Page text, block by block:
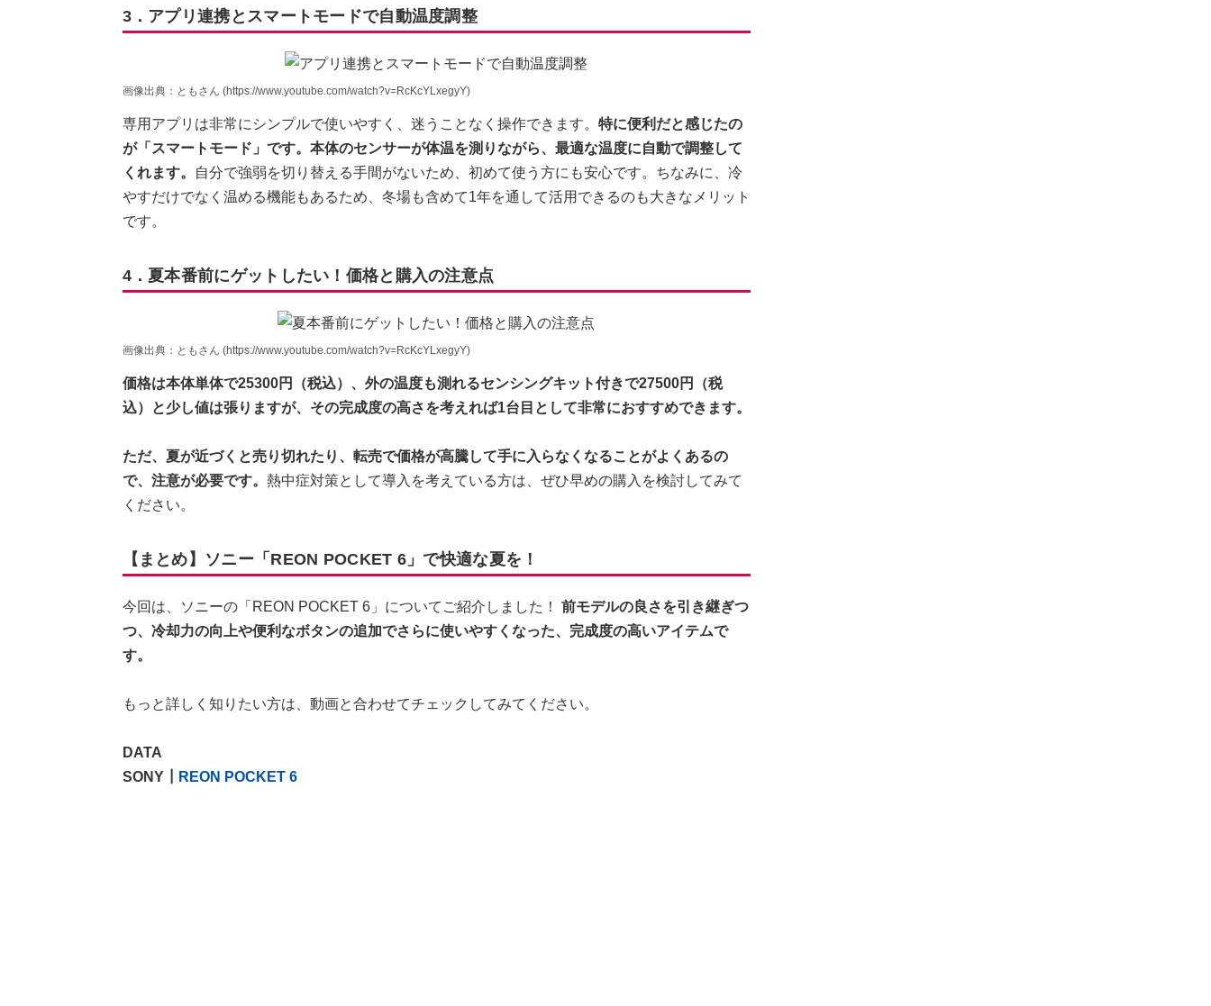
3．アプリ連携とスマートモードで自動温度調整
画像出典：ともさん (https://www.youtube.com/watch?v=RcKcYLxegyY)
専用アプリは非常にシンプルで使いやすく、迷うことなく操作できます。 特に便利だと感じたの
が「スマートモード」です。本体のセンサーが体温を測りながら、最適な温度に自動で調整して
くれます。
自分で強弱を切り替える手間がないため、初めて使う方にも安心です。ちなみに、冷
やすだけでなく温める機能もあるため、冬場も含めて1年を通して活用できるのも大きなメリット
です。
4．夏本番前にゲットしたい！価格と購入の注意点
画像出典：ともさん (https://www.youtube.com/watch?v=RcKcYLxegyY)
価格は本体単体で25300円（税込）、外の温度も測れるセンシングキット付きで27500円（税
込）と少し値は張りますが、その完成度の高さを考えれば1台目として非常におすすめできます。
ただ、夏が近づくと売り切れたり、転売で価格が高騰して手に入らなくなることがよくあるの
で、注意が必要です。 熱中症対策として導入を考えている方は、ぜひ早めの購入を検討してみて
ください。
【まとめ】ソニー「REON POCKET 6」で快適な夏を！
今回は、ソニーの「REON POCKET 6」についてご紹介しました！ 前モデルの良さを引き継ぎつ
つ、冷却力の向上や便利なボタンの追加でさらに使いやすくなった、完成度の高いアイテムで
す。
もっと詳しく知りたい方は、動画と合わせてチェックしてみてください。
DATA
SONY┃
REON POCKET 6